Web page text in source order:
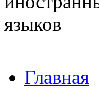
Главная